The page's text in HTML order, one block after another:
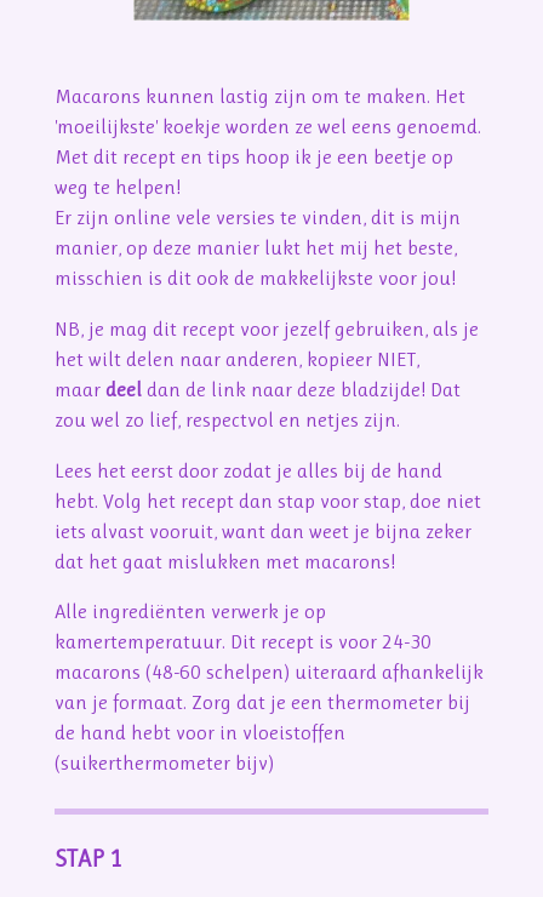
Macarons kunnen lastig zijn om te maken. Het
'moeilijkste' koekje worden ze wel eens genoemd.
Met dit recept en tips hoop ik je een beetje op
weg te helpen!
Er zijn online vele versies te vinden, dit is mijn
manier, op deze manier lukt het mij het beste,
misschien is dit ook de makkelijkste voor jou!
NB, je mag dit recept voor jezelf gebruiken, als je
het wilt delen naar anderen, kopieer NIET,
maar deeldan de link naar deze bladzijde! Dat
zou wel zo lief, respectvol en netjes zijn.
Lees het eerst door zodat je alles bij de hand
hebt. Volg het recept dan stap voor stap, doe niet
iets alvast vooruit, want dan weet je bijna zeker
dat het gaat mislukken met macarons!
Alle ingrediënten verwerk je op
kamertemperatuur. Dit recept is voor 24-30
macarons (48-60 schelpen) uiteraard afhankelijk
van je formaat. Zorg dat je een thermometer bij
de hand hebt voor in vloeistoffen
(suikerthermometer bijv)
STAP 1